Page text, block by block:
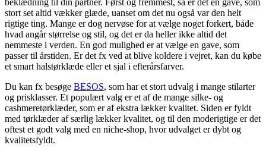
beklædning til din partner. Først og fremmest, så er det en gave, som
stort set altid vækker glæde, uanset om det nu også var den helt
rigtige ting. Mange er dog nervøse for at vælge noget forkert, både
hvad angår størrelse og stil, og det er da heller ikke altid det
nemmeste i verden. En god mulighed er at vælge en gave, som
passer til årstiden. Er det fx ved at blive koldere i vejret, kan du købe
et smart halstørklæde eller et sjal i efterårsfarver.
Du kan fx besøge BESOS, som har et stort udvalg i mange stilarter
og prisklasser. Et populært valg er et af de mange silke- og
cashmeretørklæder, som er af ekstra lækker kvalitet. Siden er fyldt
med tørklæder af særlig lækker kvalitet, og til den moderigtige er det
oftest et godt valg med en niche-shop, hvor udvalget er dybt og
kvalitetsfyldt.